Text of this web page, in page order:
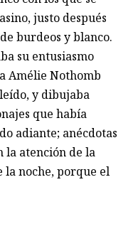
justo después
burdeos y blanco.
su entusiasmo
Amélie Nothomb
y dibujaba
que había
adiante; anécdotas
la atención de la
la noche, porque el